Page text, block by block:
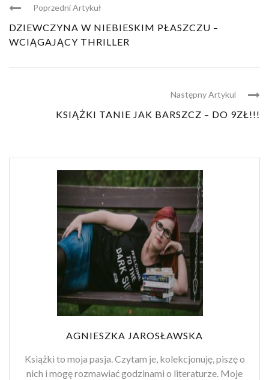
Poprzedni Artykuł
DZIEWCZYNA W NIEBIESKIM PŁASZCZU –
WCIĄGAJĄCY THRILLER
Następny Artykul
KSIĄŻKI TANIE JAK BARSZCZ – DO 9ZŁ!!!
AGNIESZKA JAROSŁAWSKA
Książki to moja pasja. Czytam je, kolekcjonuję, piszę o
nich i mogę rozmawiać godzinami o literaturze. Moje